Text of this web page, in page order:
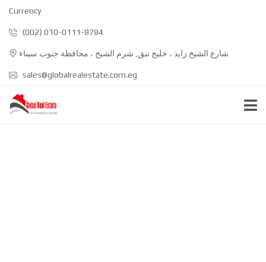
Currency
(002) 010-0111-8784
شارع الشيخ زايد ، خليج نبق, شرم الشيخ ، محافظة جنوب سيناء
sales@globalrealestate.com.eg